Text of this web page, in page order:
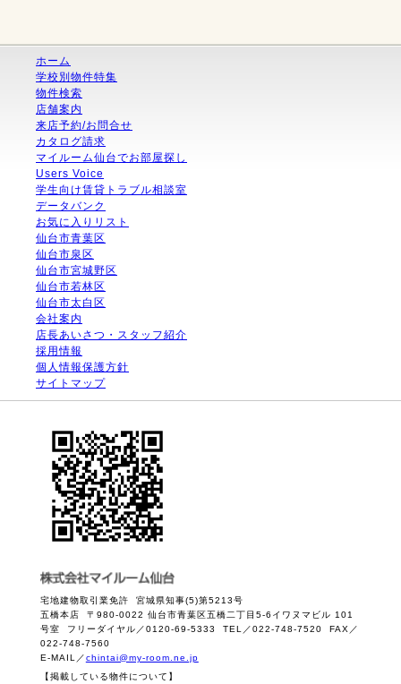
ホーム
学校別物件特集
物件検索
店舗案内
来店予約/お問合せ
カタログ請求
マイルーム仙台でお部屋探し
Users Voice
学生向け賃貸トラブル相談室
データバンク
お気に入りリスト
仙台市青葉区
仙台市泉区
仙台市宮城野区
仙台市若林区
仙台市太白区
会社案内
店長あいさつ・スタッフ紹介
採用情報
個人情報保護方針
サイトマップ
宅地建物取引業免許 宮城県知事(5)第5213号
五橋本店 〒980-0022 仙台市青葉区五橋二丁目5-6イワヌマビル 101
号室 フリーダイヤル／0120-69-5333 TEL／022-748-7520 FAX／
022-748-7560
E-MAIL／chintai@my-room.ne.jp
【掲載している物件について】